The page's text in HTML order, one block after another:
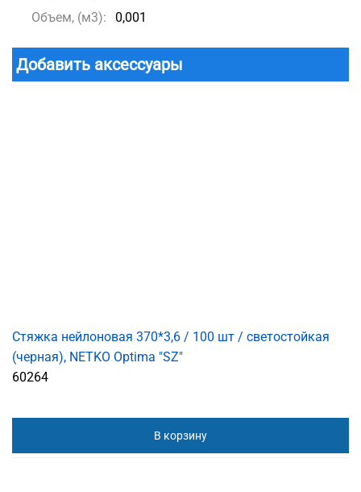
Объем, (м3):
0,001
Добавить аксессуары
Стяжка нейлоновая 370*3,6 / 100 шт / светостойкая
(черная), NETKO Optima "SZ"
60264
В корзину